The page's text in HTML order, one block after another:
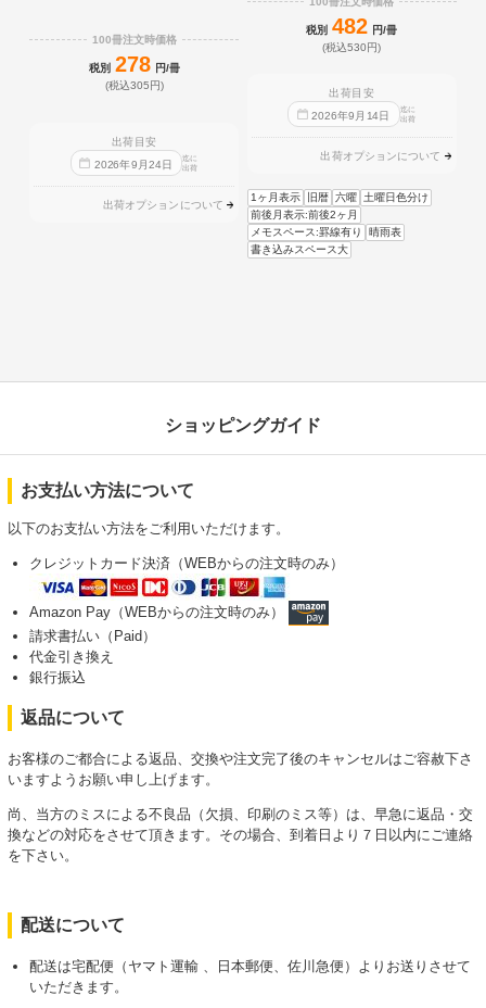
100冊注文時価格
税別 278 円/冊
(税込305円)
出荷目安
2026年9 月24日
迄に
出荷
出荷オプションについて
税別 482 円/冊
(税込530円)
出荷目安
2026年9 月 14日
迄に
出荷
出荷オプションについて
1ヶ月表示 旧暦 六曜 土曜日色分け
前後月表示:前後2ヶ月
メモスペース:罫線有り
晴雨表
書き込みスペース大
ショッピングガイド
お支払い方法について
以下のお支払い方法をご利用いただけます。
クレジットカード決済（WEBからの注文時のみ）
Amazon Pay（WEBからの注文時のみ）
請求書払い（Paid）
代金引き換え
銀行振込
返品について
お客様のご都合による返品、交換や注文完了後のキャンセルはご容赦下さ
いますようお願い申し上げます。
尚、当方のミスによる不良品（欠損、印刷のミス等）は、早急に返品・交
換などの対応をさせて頂きます。その場合、到着日より７日以内にご連絡
を下さい。
配送について
配送は宅配便（ヤマト運輸 、日本郵便、佐川急便）よりお送りさせて
いただきます。